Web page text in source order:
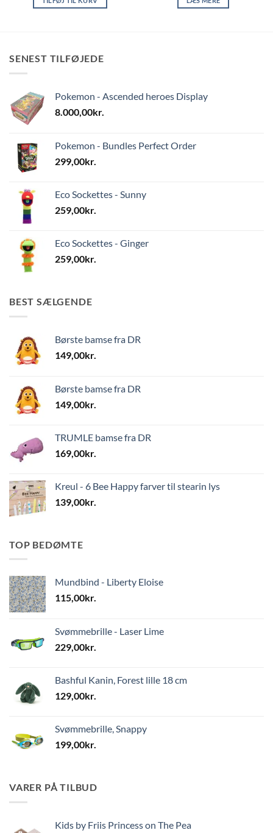
SENEST TILFØJEDE
Pokemon - Ascended heroes Display
8.000,00kr.
Pokemon - Bundles Perfect Order
299,00kr.
Eco Sockettes - Sunny
259,00kr.
Eco Sockettes - Ginger
259,00kr.
BEST SÆLGENDE
Børste bamse fra DR
149,00kr.
Børste bamse fra DR
149,00kr.
TRUMLE bamse fra DR
169,00kr.
Kreul - 6 Bee Happy farver til stearin lys
139,00kr.
TOP BEDØMTE
Mundbind - Liberty Eloise
115,00kr.
Svømmebrille - Laser Lime
229,00kr.
Bashful Kanin, Forest lille 18 cm
129,00kr.
Svømmebrille, Snappy
199,00kr.
VARER PÅ TILBUD
Kids by Friis Princess on The Pea